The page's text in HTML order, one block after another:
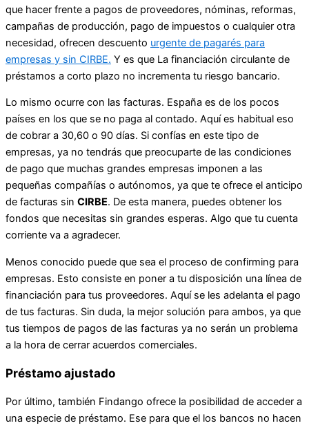
que hacer frente a pagos de proveedores, nóminas, reformas,
campañas de producción, pago de impuestos o cualquier otra
necesidad, ofrecen descuento urgente de pagarés para
empresas y sin CIRBE. Y es que La financiación circulante de
préstamos a corto plazo no incrementa tu riesgo bancario.
Lo mismo ocurre con las facturas. España es de los pocos
países en los que se no paga al contado. Aquí es habitual eso
de cobrar a 30,60 o 90 días. Si confías en este tipo de
empresas, ya no tendrás que preocuparte de las condiciones
de pago que muchas grandes empresas imponen a las
pequeñas compañías o autónomos, ya que te ofrece el anticipo
de facturas sin CIRBE. De esta manera, puedes obtener los
fondos que necesitas sin grandes esperas. Algo que tu cuenta
corriente va a agradecer.
Menos conocido puede que sea el proceso de confirming para
empresas. Esto consiste en poner a tu disposición una línea de
financiación para tus proveedores. Aquí se les adelanta el pago
de tus facturas. Sin duda, la mejor solución para ambos, ya que
tus tiempos de pagos de las facturas ya no serán un problema
a la hora de cerrar acuerdos comerciales.
Préstamo ajustado
Por último, también Findango ofrece la posibilidad de acceder a
una especie de préstamo. Ese para que el los bancos no hacen